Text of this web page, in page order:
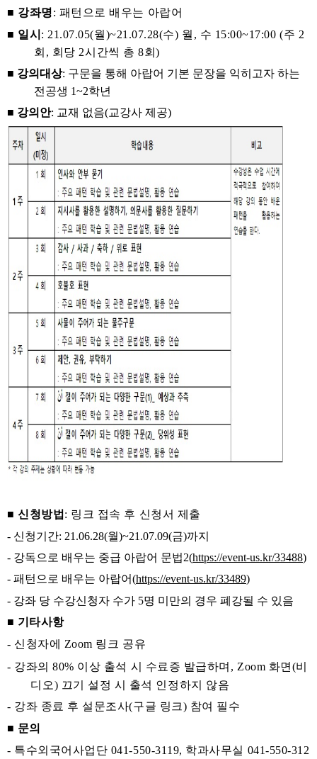
​■ 강좌명: 패턴으로 배우는 아랍어
■ 일시 : 21.07.05(월)~21.07.28(수) 월, 수 15:00~17:00 (주 2
회, 회당 2시간씩 총 8회)
■ 강의대상: 구문을 통해 아랍어 기본 문장을 익히고자 하는
전공생 1~2학년
■ 강의안: 교재 없음(교강사 제공)
■신청방법 : 링크 접속 후 신청서 제출
- 신청기간: 21.06.28(월)~21.07.09(금)까지
- 강독으로 배우는 중급 아랍어 문법2(https://event-us.kr/33488)
- 패턴으로 배우는 아랍어(https://event-us.kr/33489)
- 강좌 당 수강신청자 수가 5명 미만의 경우 폐강될 수 있음
■ 기타사항
- 신청자에 Zoom 링크 공유
- 강좌의80% 이상 출석 시 수료증 발급하며 , Zoom 화면 (비
디오) 끄기 설정 시 출석 인정하지 않음
- 강좌 종료 후 설문조사(구글 링크) 참여 필수
■ 문의
- 특수외국어사업단 041-550-3119, 학과사무실 041-550-312